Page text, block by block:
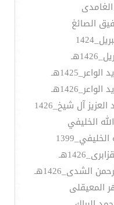
الصائغ
آل شيخ_1426
الخليفي
الشدى_1426هـ
المعيقلى